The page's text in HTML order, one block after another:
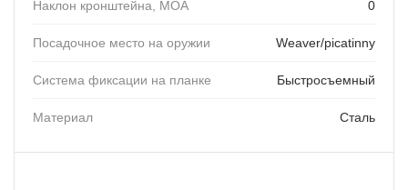
Наклон кронштейна, MOA 0
Посадочное место на оружии Weaver/picatinny
Система фиксации на планке Быстросъемный
Материал Сталь